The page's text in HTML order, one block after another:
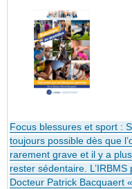
Focus blessures et sport :
toujours possible dès que
rarement grave et il y a
rester sédentaire.
Docteur Patrick Bacquaert